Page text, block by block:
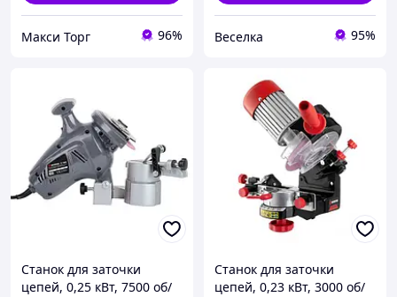
Макси Торг 96% Веселка 95%
Станок для заточки
цепей, 0,25 кВт, 7500 об/
Станок для заточки
цепей, 0,23 кВт, 3000 об/